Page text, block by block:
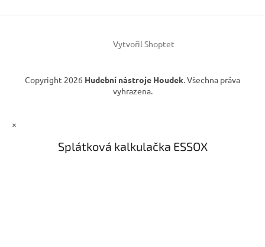
í
Vytvořil Shoptet
Copyright 2026 Hudební nástroje Houdek. Všechna práva
vyhrazena.
×
Splátková kalkulačka ESSOX